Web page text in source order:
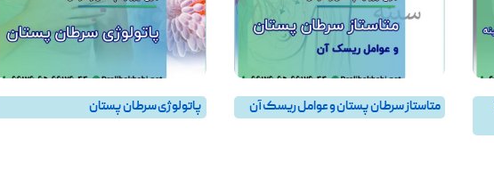
متاستاز سرطان پستان و عوامل ریسک آن پاتولوژی سرطان پستان